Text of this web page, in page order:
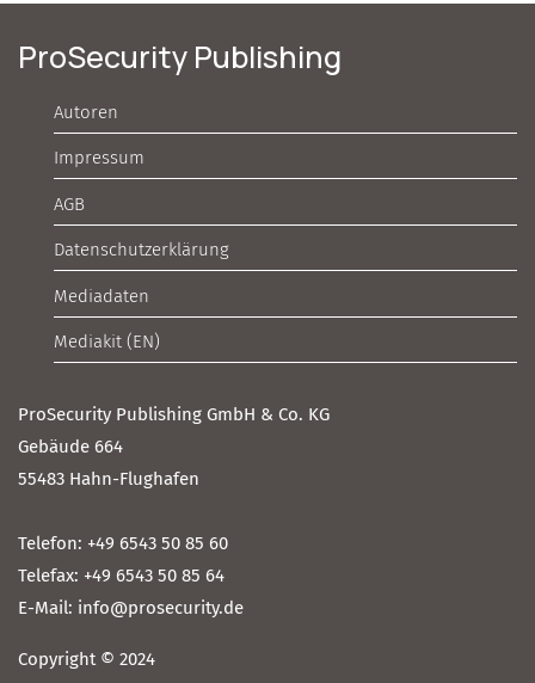
ProSecurity Publishing
Autoren
Impressum
AGB
Datenschutzerklärung
Mediadaten
Mediakit (EN)
ProSecurity Publishing GmbH & Co. KG
Gebäude 664
55483 Hahn-Flughafen
Telefon: +49 6543 50 85 60
Telefax: +49 6543 50 85 64
E-Mail: info@prosecurity.de
Copyright © 2024